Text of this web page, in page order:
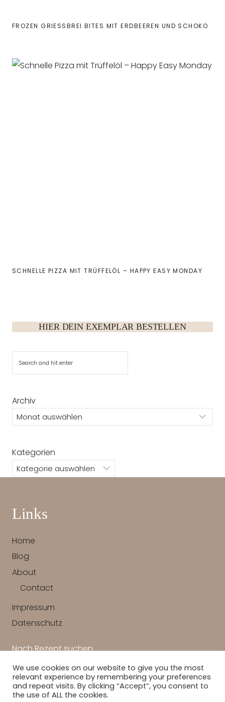
FROZEN GRIESSBREI BITES MIT ERDBEEREN UND SCHOKO
SCHNELLE PIZZA MIT TRÜFFELÖL – HAPPY EASY MONDAY
HIER DEIN EXEMPLAR BESTELLEN
Archiv
Kategorien
Links
Home
Blog
About
Contact
Impressum
Datenschutz
Nach Rezept suchen
SUCHEN
We use cookies on our website to give you the most
relevant experience by remembering your preferences
and repeat visits. By clicking “Accept”, you consent to
the use of ALL the cookies.